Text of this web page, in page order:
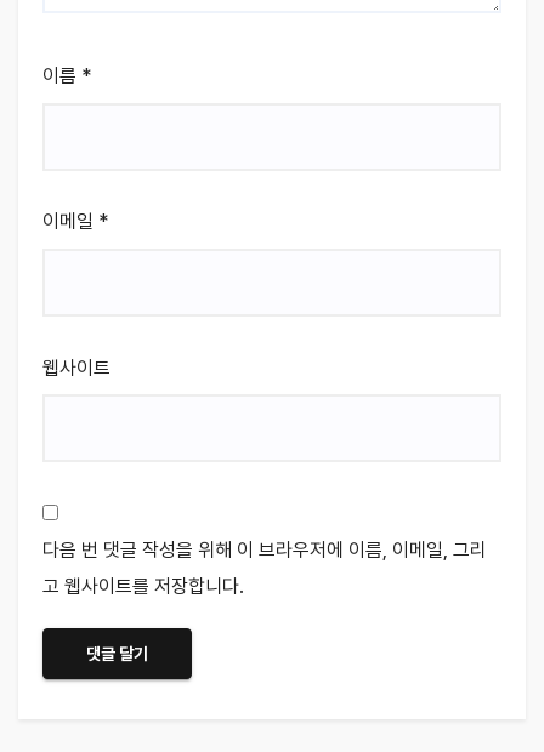
이름 *
이메일 *
웹사이트
다음 번 댓글 작성을 위해 이 브라우저에 이름, 이메일, 그리
고 웹사이트를 저장합니다.